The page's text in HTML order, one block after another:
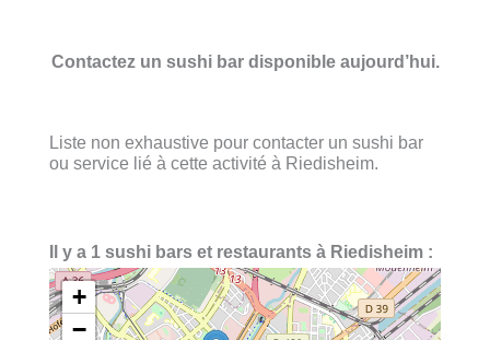
Contactez un sushi bar disponible aujourd’hui.
Liste non exhaustive pour contacter un sushi bar
ou service lié à cette activité à Riedisheim.
Il y a 1 sushi bars et restaurants à Riedisheim :
+
−